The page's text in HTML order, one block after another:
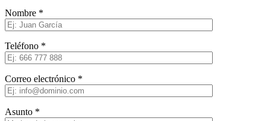
Nombre *
Teléfono *
Correo electrónico *
Asunto *